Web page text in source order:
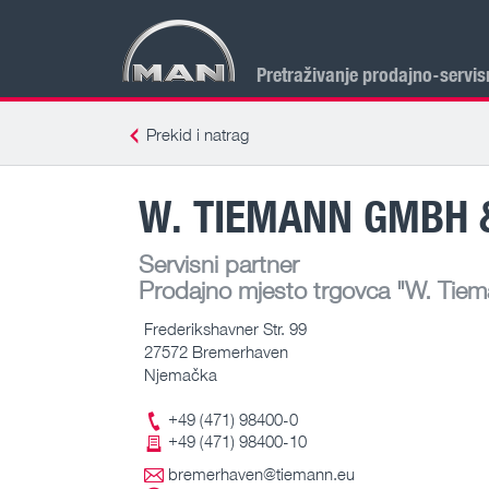
Pretraživanje prodajno-
Prekid i natrag
W. TIEMANN GMBH
Servisni partner
Prodajno mjesto trgovca"W.
Frederikshavner Str. 99
27572 Bremerhaven
Njemačka
+49 (471) 98400-0
+49 (471) 98400-10
bremerhaven@tiemann.eu